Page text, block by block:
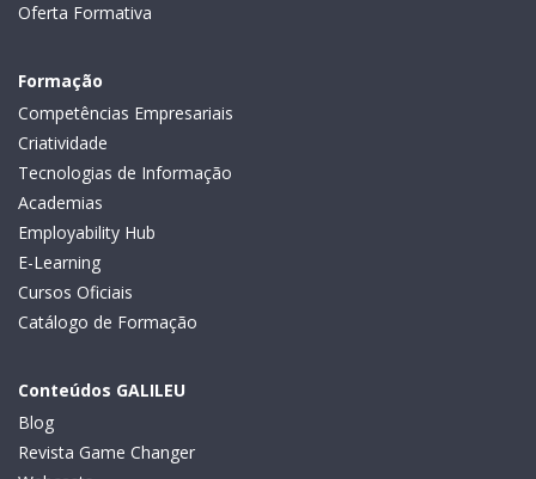
Oferta Formativa
Formação
Competências Empresariais
Criatividade
Tecnologias de Informação
Academias
Employability Hub
E-Learning
Cursos Oficiais
Catálogo de Formação
Conteúdos GALILEU
Blog
Revista Game Changer